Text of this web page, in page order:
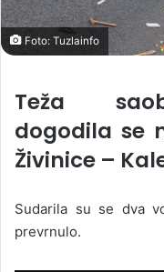
Foto: Tuzlainfo
Teža
dogodila se
Živinice –
Sudarila su se dva
prevrnulo.